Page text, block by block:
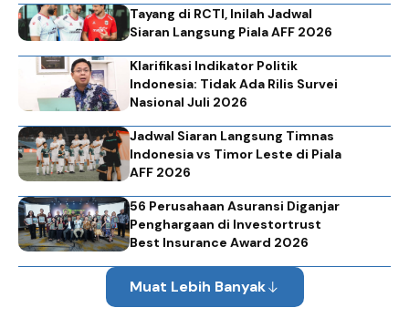
Tayang di RCTI, Inilah Jadwal
Siaran Langsung Piala AFF 2026
Klarifikasi Indikator Politik
Indonesia: Tidak Ada Rilis Survei
Nasional Juli 2026
Jadwal Siaran Langsung Timnas
Indonesia vs Timor Leste di Piala
AFF 2026
56 Perusahaan Asuransi Diganjar
Penghargaan di Investortrust
Best Insurance Award 2026
Muat Lebih Banyak